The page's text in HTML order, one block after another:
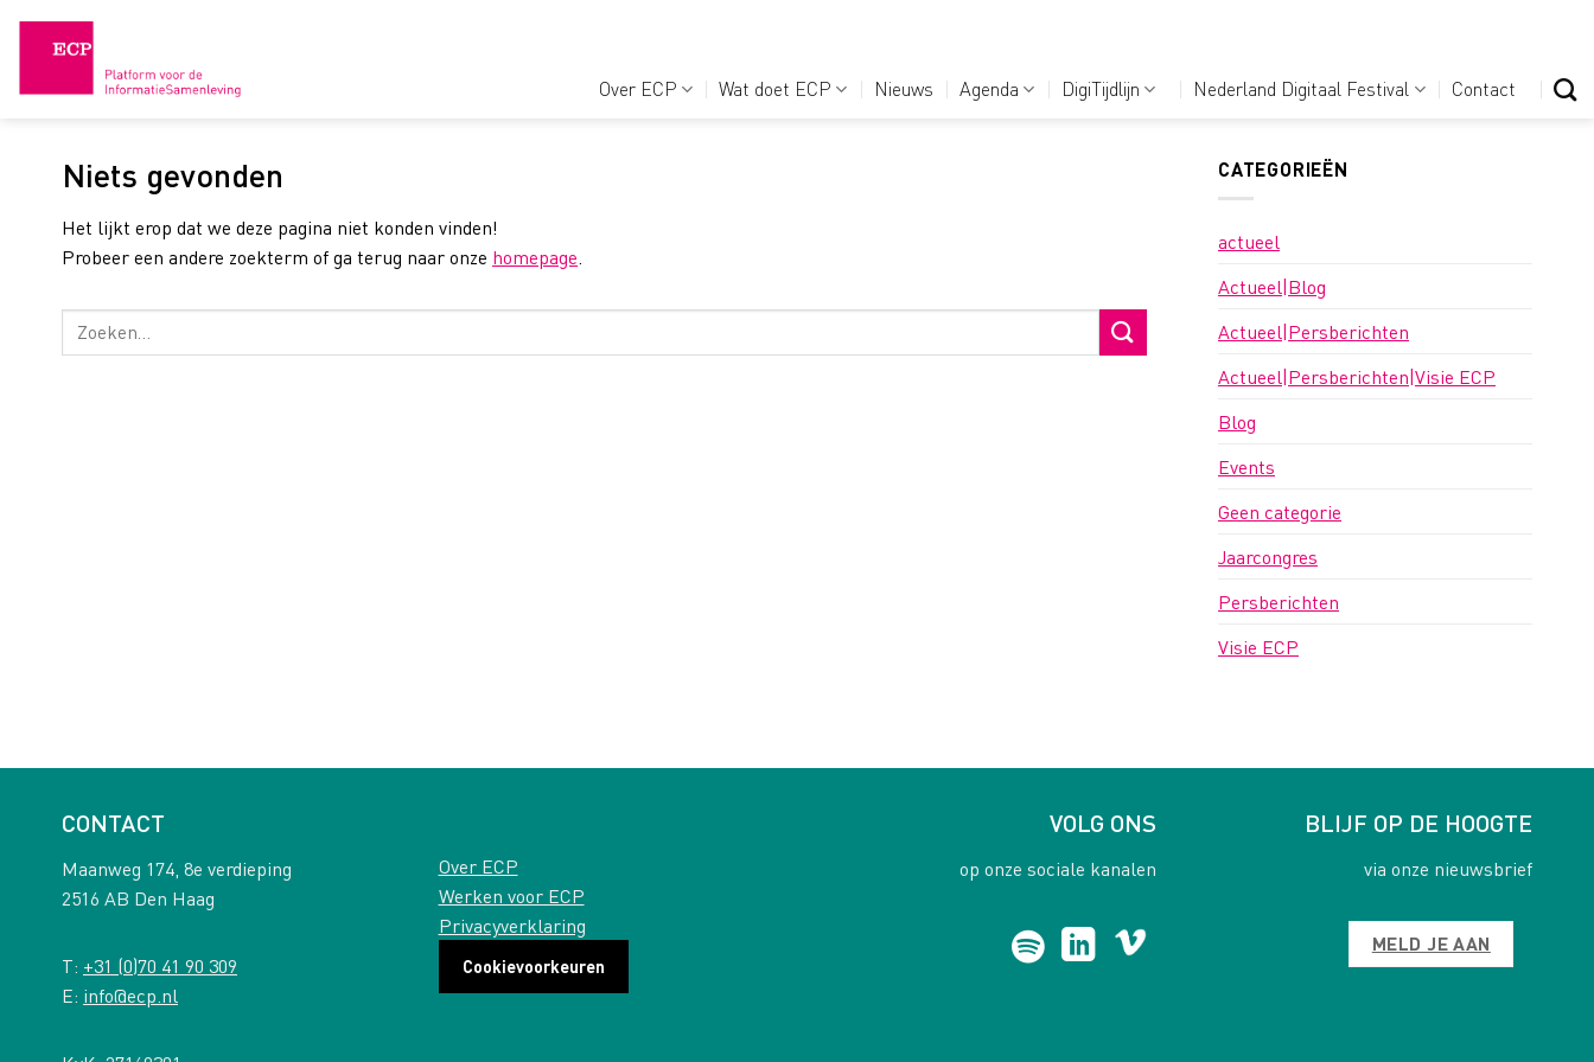
Over ECP Wat doet ECP Nieuws Agenda DigiTijdlijn Nederland Digitaal Festival Contact
Niets gevonden
Het lijkt erop dat we deze pagina niet konden vinden!
Probeer een andere zoekterm of ga terug naar onze homepage
CATEGORIEËN
actueel
Actueel|Blog
Actueel|Persberichten
Actueel|Persberichten|Visie ECP
Blog
Events
Geen categorie
Jaarcongres
Persberichten
Visie ECP
CONTACT
Maanweg 174, 8e verdieping
2516 AB Den Haag
T: +31 (0)70 41 90 309
E: info@ecp.nl
Over ECP
Werken voor ECP
Privacyverklaring
Cookievoorkeuren
VOLG ONS
op onze sociale kanalen
BLIJF OP DE HOOGTE
via onze nieuwsbrief
MELD JE AAN